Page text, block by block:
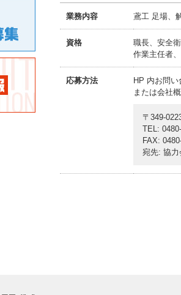
業務内容 鳶工 足場、
資格
職長、安全
作業主任者
応募方法
HP 内お問
または会社
〒349-
TEL:
FAX:
宛先: 協